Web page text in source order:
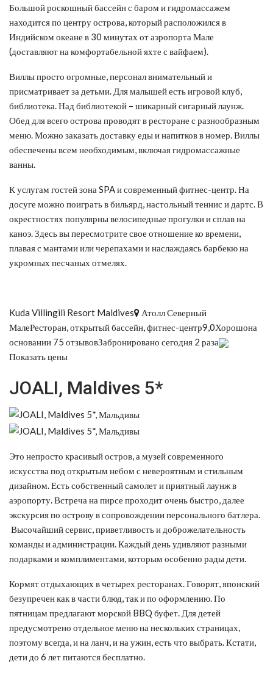
Большой роскошный бассейн с баром и гидромассажем
находится по центру острова, который расположился в
Индийском океане в 30 минутах от аэропорта Мале
(доставляют на комфортабельной яхте с вайфаем).
Виллы просто огромные, персонал внимательный и
присматривает за детьми. Для малышей есть игровой клуб,
библиотека. Над библиотекой – шикарный сигарный лаунж.
Обед для всего острова проводят в ресторане с разнообразным
меню. Можно заказать доставку еды и напитков в номер. Виллы
обеспечены всем необходимым, включая гидромассажные
ванны.
К услугам гостей зона SPA и современный фитнес-центр. На
досуге можно поиграть в бильярд, настольный теннис и дартс. В
окрестностях популярны велосипедные прогулки и сплав на
каноэ. Здесь вы пересмотрите свое отношение ко времени,
плавая с мантами или черепахами и наслаждаясь барбекю на
укромных песчаных отмелях.
Kuda Villingili Resort Maldives
Атолл Северный
МалеРесторан, открытый бассейн, фитнес-центр9,0Хорошона
основании 75 отзывовЗабронировано сегодня 2 раза
Показать цены
JOALI, Maldives 5*
Это непросто красивый остров, а музей современного
искусства под открытым небом с невероятным и стильным
дизайном. Есть собственный самолет и приятный лаунж в
аэропорту. Встреча на пирсе проходит очень быстро, далее
экскурсия по острову в сопровождении персонального батлера.
Высочайший сервис, приветливость и доброжелательность
команды и администрации. Каждый день удивляют разными
подарками и комплиментами, которым особенно рады дети.
Кормят отдыхающих в четырех ресторанах. Говорят, японский
безупречен как в части блюд, так и по оформлению. По
пятницам предлагают морской BBQ буфет. Для детей
предусмотрено отдельное меню на нескольких страницах,
поэтому всегда, и на ланч, и на ужин, есть что выбрать. Кстати,
дети до 6 лет питаются бесплатно.